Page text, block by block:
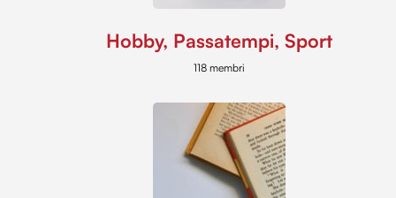
Hobby, Passatempi, Sport
118 membri